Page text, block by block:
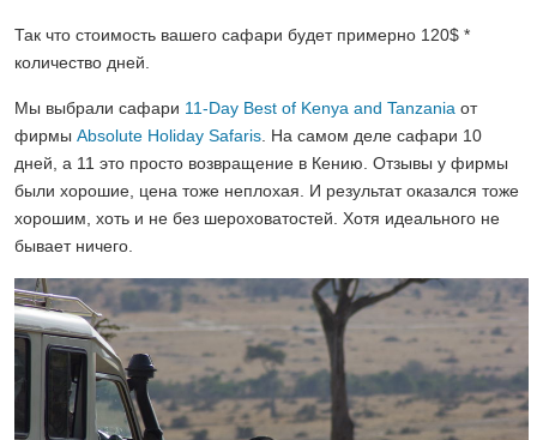
Так что стоимость вашего сафари будет примерно 120$ *
количество дней.
Мы выбрали сафари 11-Day Best of Kenya and Tanzania от
фирмы Absolute Holiday Safaris . На самом деле сафари 10
дней, а 11 это просто возвращение в Кению. Отзывы у фирмы
были хорошие, цена тоже неплохая. И результат оказался тоже
хорошим, хоть и не без шероховатостей. Хотя идеального не
бывает ничего.